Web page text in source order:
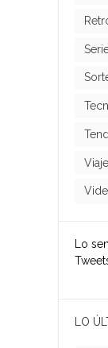
Lo
LO